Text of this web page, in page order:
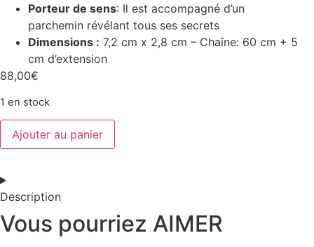
Porteur de sens: Il est accompagné d’un
parchemin révélant tous ses secrets
Dimensions : 7,2 cm x 2,8 cm – Chaîne: 60 cm + 5
cm d’extension
88,00€
1 en stock
quantité
de
Larme
"Terra"
–
Talisman
Jaspe
paysage
Ajouter au panier
Description
Vous pourriez AIMER